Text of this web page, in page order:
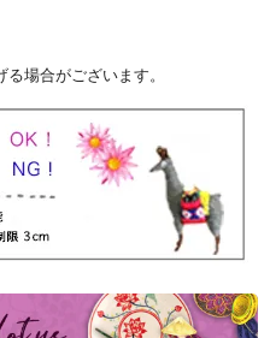
場合がございます。